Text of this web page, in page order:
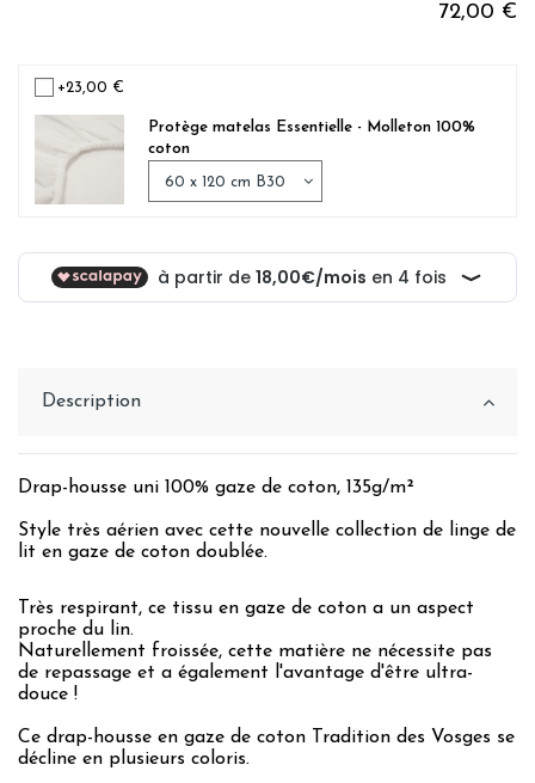
72,00 €
+23,00 €
Protège matelas Essentielle - Molleton 100%
coton
Description
Drap-housse uni 100% gaze de coton, 135g/m²
Style très aérien avec cette nouvelle collection de linge de
lit en gaze de coton doublée.
Très respirant, ce tissu en gaze de coton a un aspect
proche du lin.
Naturellement froissée, cette matière ne nécessite pas
de repassage et a également l'avantage d'être ultra-
douce !
Ce drap-housse en gaze de coton Tradition des Vosges se
décline en plusieurs coloris.